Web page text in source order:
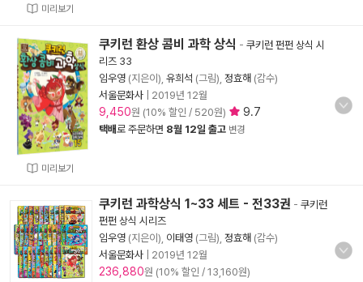
미리보기
미리보기
쿠키런 환상 콤비 과학 상식 - 쿠키런 펀펀 상식 시
리즈 33
임우영 (지은이), 유희석 (그림), 정효해 (감수)
서울문화사
2019년 12월
9,450원 (10% 할인 / 520원) 9.7
택배로 주문하면 8월 12일 출고 변경
쿠키런 과학상식 1~33 세트 - 전33권 - 쿠키런
펀펀 상식 시리즈
임우영 (지은이), 이태영 (그림), 정효해 (감수)
서울문화사
2019년 12월
236,880원 (10% 할인 / 13,160원)